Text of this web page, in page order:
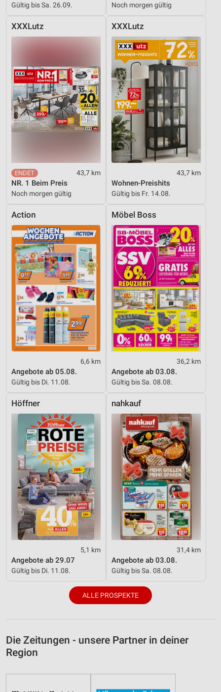
Gültig bis Sa. 26.09. Noch morgen gültig
XXXLutz
43,7 km
NR. 1 Beim Preis
Noch morgen gültig
XXXLutz
43,7 km
Wohnen-Preishits
Gültig bis Fr. 14.08.
Action
6,6 km
Angebote ab 05.08.
Gültig bis Di. 11.08.
Möbel Boss
36,2 km
Angebote ab 03.08.
Gültig bis Sa. 08.08.
Höffner
5,1 km
Angebote ab 29.07
Gültig bis Di. 11.08.
nahkauf
31,4 km
Angebote ab 03.08.
Gültig bis Sa. 08.08.
ALLE PROSPEKTE
Die Zeitungen - unsere Partner in deiner
Region